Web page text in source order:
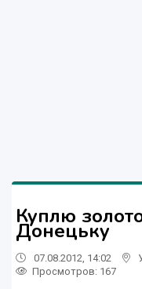
Куплю
Донецьку
07.08.2012, 14:02
Просмотров: 167